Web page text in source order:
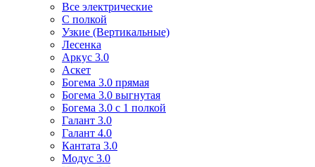
Все электрические
С полкой
Узкие (Вертикальные)
Лесенка
Аркус 3.0
Аскет
Богема 3.0 прямая
Богема 3.0 выгнутая
Богема 3.0 с 1 полкой
Галант 3.0
Галант 4.0
Кантата 3.0
Модус 3.0